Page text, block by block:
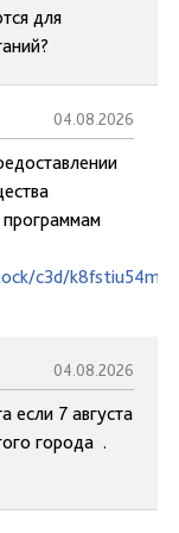
для
04.08.2026
c3d/
04.08.2026
если 7 августа
города .